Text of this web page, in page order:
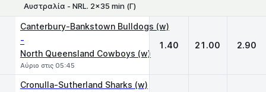
Αυστραλία - NRL. 2x35 min (Γ)
1
Canterbury-Bankstown Bulldogs (w)
-
North Queensland Cowboys (w)
Αύριο στις 05:45
1.40 21.00 2.90
Cronulla-Sutherland Sharks (w)